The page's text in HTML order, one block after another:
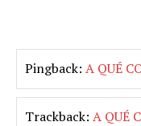
Pingback: A QUÉ
Trackback: A QUÉ